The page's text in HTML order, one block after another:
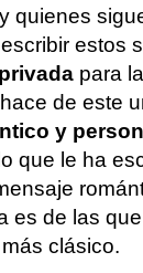
quienes
estos
para
de este
y
que le ha
es de las que
más clásico.